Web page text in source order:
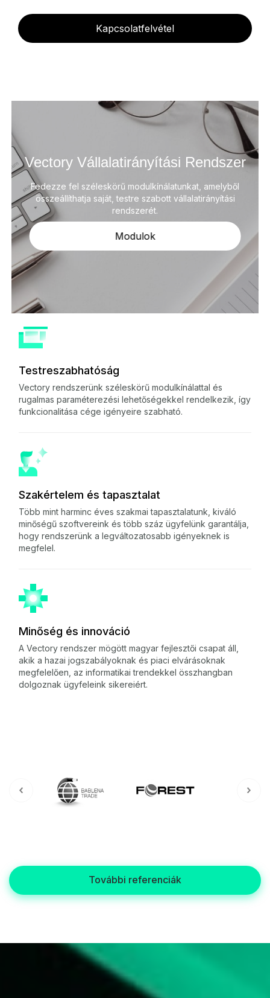
Kapcsolatfelvétel
Vectory Vállalatirányítási Rendszer
Fedezze fel széleskörű modulkínálatunkat, amelyből
összeállíthatja saját, testre szabott vállalatirányítási
rendszerét.
Modulok
Testreszabhatóság
Vectory rendszerünk széleskörű modulkínálattal és
rugalmas paraméterezési lehetőségekkel rendelkezik, így
funkcionalitása cége igényeire szabható.
Szakértelem és tapasztalat
Több mint harminc éves szakmai tapasztalatunk, kiváló
minőségű szoftvereink és több száz ügyfelünk garantálja,
hogy rendszerünk a legváltozatosabb igényeknek is
megfelel.
Minőség és innováció
A Vectory rendszer mögött magyar fejlesztői csapat áll,
akik a hazai jogszabályoknak és piaci elvárásoknak
megfelelően, az informatikai trendekkel összhangban
dolgoznak ügyfeleink sikereiért.
Previous
További referenciák